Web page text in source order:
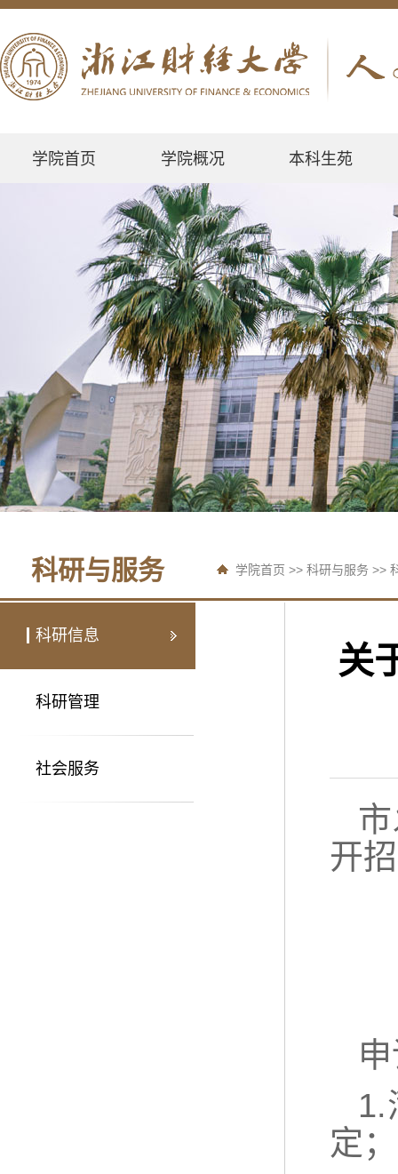
学院首页 学院概况 本科生苑
科研与服务 学院首页 >> 科研与服务 >>
科研信息
科研管理
社会服务
关
开
1.
定；